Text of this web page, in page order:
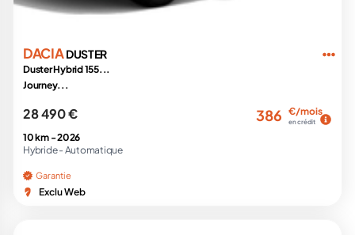
DACIADUSTER
Duster Hybrid 155...
Journey...
28 490 € 386 €/mois
en crédit
10 km -2026
Hybride - Automatique
Garantie
Exclu Web